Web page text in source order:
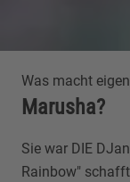
Was macht
Marusha?
Sie war DIE
Rainbow"